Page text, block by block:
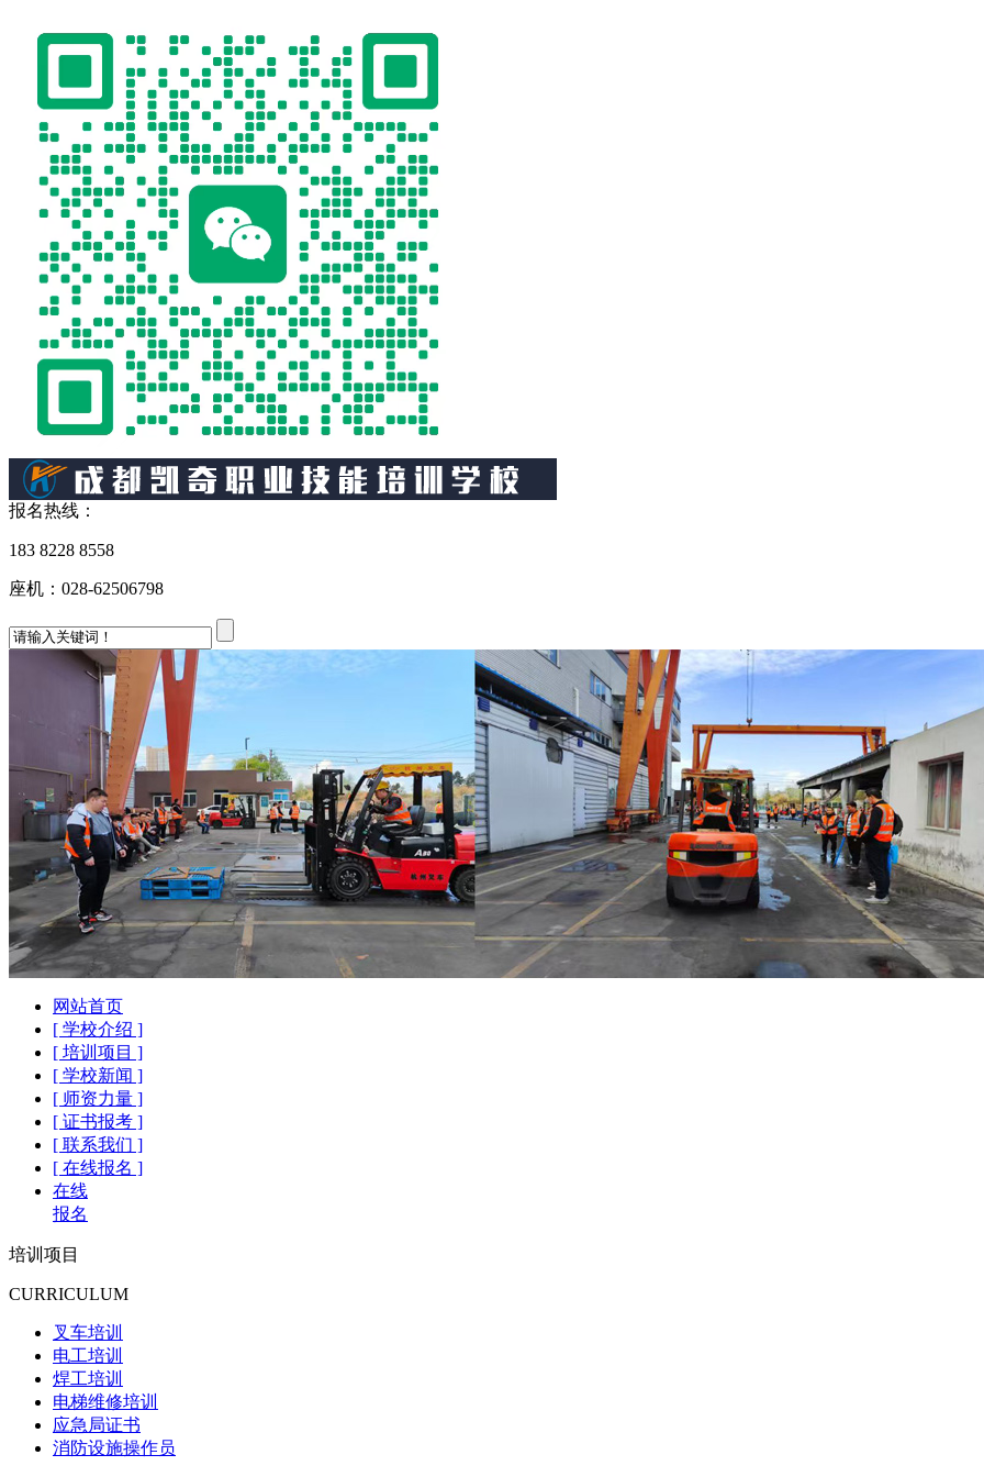
报名热线：
183 8228 8558
座机：028-62506798
网站首页
[ 学校介绍 ]
[ 培训项目 ]
[ 学校新闻 ]
[ 师资力量 ]
[ 证书报考 ]
[ 联系我们 ]
[ 在线报名 ]
在线
报名
培训项目
CURRICULUM
叉车培训
电工培训
焊工培训
电梯维修培训
应急局证书
消防设施操作员